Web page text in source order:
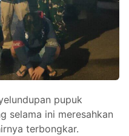
pupuk
selama ini meresahkan
terbongkar.